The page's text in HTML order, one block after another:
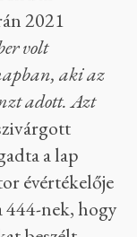
2021
volt
aki az
adott. Azt
a lap
évértékelője
444-nek, hogy